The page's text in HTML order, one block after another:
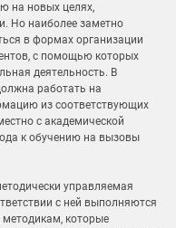
на новых целях,
Но наиболее заметно
в формах организации
с помощью которых
деятельность. В
работать на
из соответствующих
с академической
к обучению на вызовы
управляемая
с ней выполняются
которые